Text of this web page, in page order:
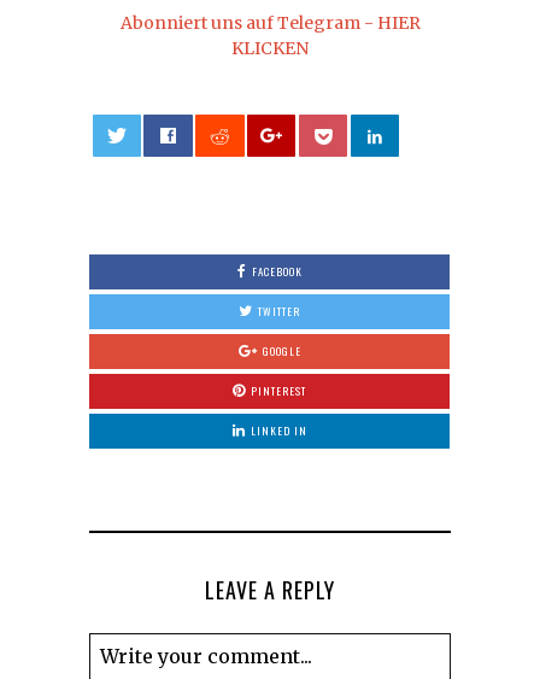
Abonniert uns auf Telegram - HIER
KLICKEN
FACEBOOK
TWITTER
GOOGLE
PINTEREST
LINKED IN
LEAVE A REPLY